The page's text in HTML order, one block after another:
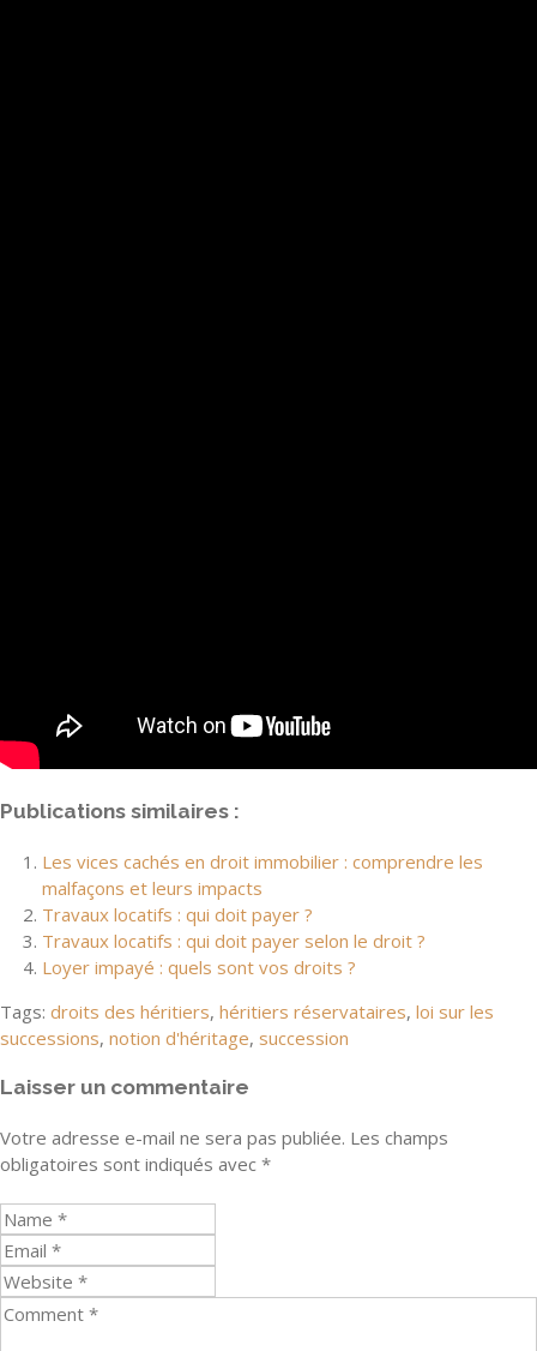
Publications similaires :
Les vices cachés en droit immobilier : comprendre les
malfaçons et leurs impacts
Travaux locatifs : qui doit payer ?
Travaux locatifs : qui doit payer selon le droit ?
Loyer impayé : quels sont vos droits ?
Tags: droits des héritiers, héritiers réservataires, loi sur les
successions, notion d'héritage, succession
Laisser un commentaire
Votre adresse e-mail ne sera pas publiée. Les champs
obligatoires sont indiqués avec *